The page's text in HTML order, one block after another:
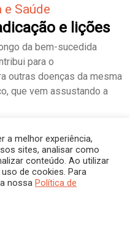
e Saúde
e lições
da bem-sucedida
para o
outras doenças da mesma
que vem assustando a
a melhor experiência,
sites, analisar como
conteúdo. Ao utilizar
de cookies. Para
nossa Política de